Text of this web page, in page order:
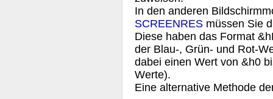
In den anderen
SCREENRES müssen Sie
Diese haben das Format
der Blau-, Grün- und Rot-
dabei einen Wert von &h0
Werte).
Eine alternative Methode